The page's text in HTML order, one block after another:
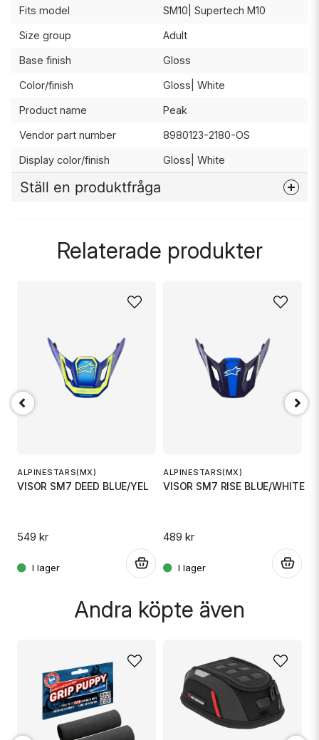
Fits model SM10| Supertech M10
Size group Adult
Base finish Gloss
Color/finish Gloss| White
Product name Peak
Vendor part number 8980123-2180-OS
Display color/finish Gloss| White
Ställ en produktfråga
Mejladress
Skicka fråga
Relaterade produkter
ALPINESTARS(MX)
VISOR SM7 DEED BLUE/YEL
549 kr
ALPINESTARS(MX)
VISOR SM7 RISE BLUE/WHITE
489 kr
Andra köpte även